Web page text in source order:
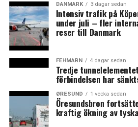
Øresund.
Företagsmässan arrangeras av
Företagsarenan och huserar i
under fredagen och lördagen.
– Vi har ett 50-tal utställare. Förra
besökare per dag på mässan och
detsamma i år, säger Cecilia Walle,
Företagsarenan.
På programmet för frukostmötet
DANMARK 3 dagar sedan
Intensiv trafik på
under juli – fler
reser till Danmark
FEHMARN 4 dagar sedan
Tredje
förbindelsen har
ØRESUND 1 vecka sedan
Öresundsbron
kraftig ökning av